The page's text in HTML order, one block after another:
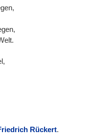
Rückert.